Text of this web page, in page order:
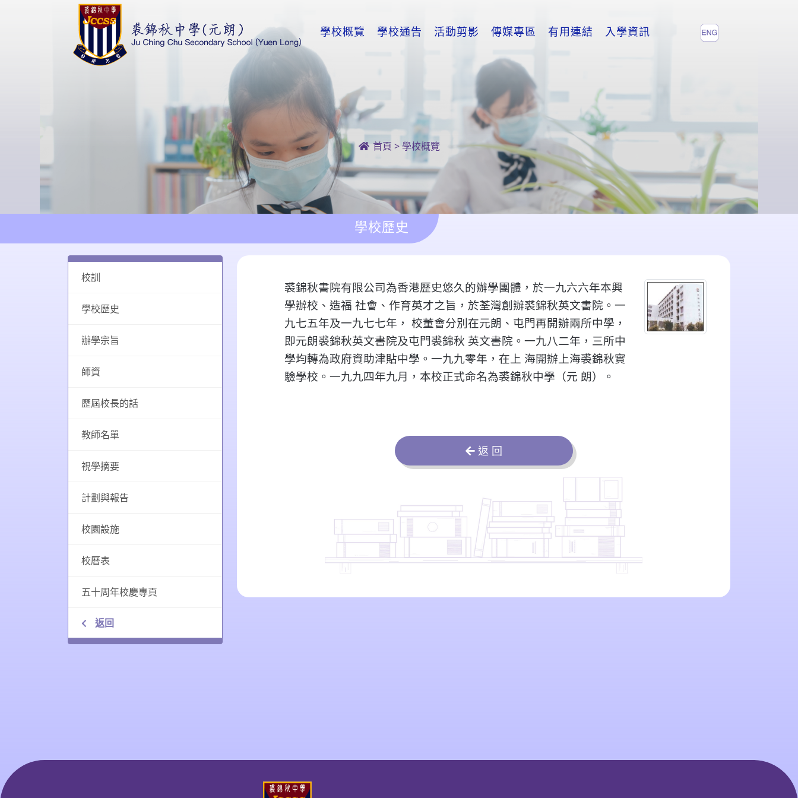
學校概覽 學校通告 活動剪影 傳媒專區 有用連結 入學資訊
首頁 > 學校概覽
學校歷史
校訓
學校歷史
辦學宗旨
師資
歷屆校長的話
教師名單
視學摘要
計劃與報告
校園設施
校曆表
五十周年校慶專頁
返回
裘錦秋書院有限公司為香港歷史悠久的辦學團體，於一九六六年本興
學辦校、造福 社會、作育英才之旨，於荃灣創辦裘錦秋英文書院。一
九七五年及一九七七年， 校董會分別在元朗、屯門再開辦兩所中學，
即元朗裘錦秋英文書院及屯門裘錦秋 英文書院。一九八二年，三所中
學均轉為政府資助津貼中學。一九九零年，在上 海開辦上海裘錦秋實
驗學校。一九九四年九月，本校正式命名為裘錦秋中學（元 朗）。
返 回